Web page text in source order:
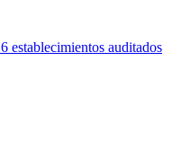
6 establecimientos auditados